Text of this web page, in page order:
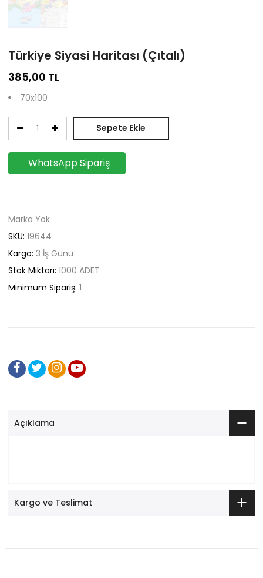
Türkiye Siyasi Haritası (Çıtalı)
385,00 TL
70x100
Sepete Ekle
WhatsApp Sipariş
Marka Yok
SKU: 19644
Kargo: 3 İş Günü
Stok Miktarı: 1000 ADET
Minimum Sipariş: 1
Açıklama
Kargo ve Teslimat